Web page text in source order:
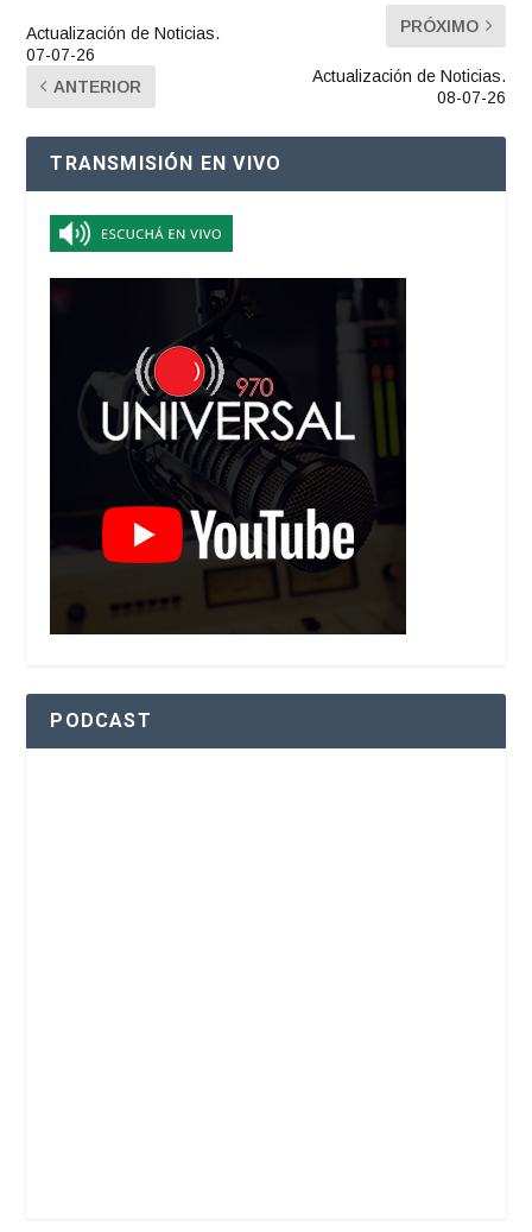
Actualización de Noticias.
07-07-26
ANTERIOR
PRÓXIMO
Actualización de Noticias.
08-07-26
TRANSMISIÓN EN VIVO
PODCAST